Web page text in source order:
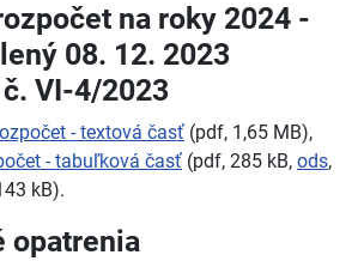
na roky 2024 -
08. 12. 2023
VI-4/2023
- textová časť (pdf, 1,65 MB),
- tabuľková časť (pdf, 285 kB, ods,
kB).
opatrenia